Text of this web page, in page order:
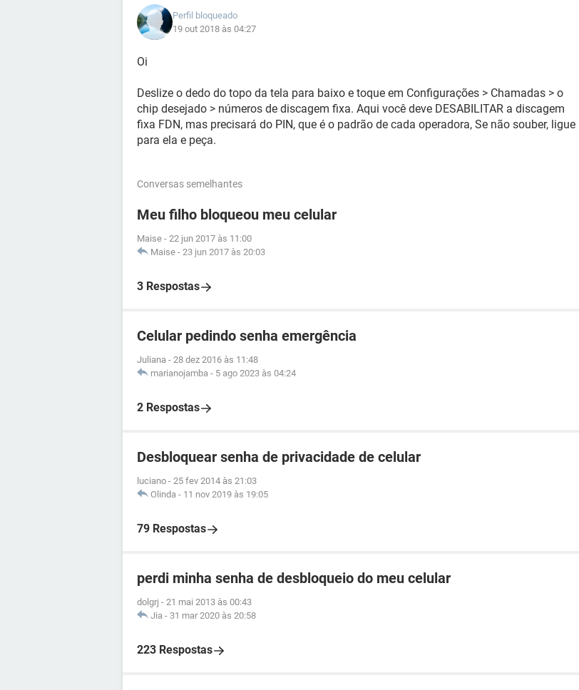
Perfil bloqueado
19 out 2018 às 04:27
Oi
Deslize o dedo do topo da tela para baixo e toque em Configurações > Chamadas > o
chip desejado > números de discagem fixa. Aqui você deve DESABILITAR a discagem
fixa FDN, mas precisará do PIN, que é o padrão de cada operadora, Se não souber, ligue
para ela e peça.
Conversas semelhantes
Meu filho bloqueou meu celular
Maise - 22 jun 2017 às 11:00
Maise - 23 jun 2017 às 20:03
3 Respostas
Celular pedindo senha emergência
Juliana - 28 dez 2016 às 11:48
marianojamba - 5 ago 2023 às 04:24
2 Respostas
Desbloquear senha de privacidade de celular
luciano - 25 fev 2014 às 21:03
Olinda - 11 nov 2019 às 19:05
79 Respostas
perdi minha senha de desbloqueio do meu celular
dolgrj - 21 mai 2013 às 00:43
Jia - 31 mar 2020 às 20:58
223 Respostas